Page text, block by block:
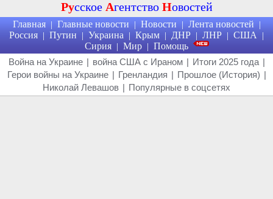
Русское Агентство Новостей
Главная | Главные новости | Новости | Лента новостей |
Россия | Путин | Украина | Крым | ДНР | ЛНР | США |
Сирия | Мир | Помощь
Война на Украине | война США с Ираном | Итоги 2025 года |
Герои войны на Украине | Гренландия | Прошлое (История) |
Николай Левашов | Популярные в соцсетях